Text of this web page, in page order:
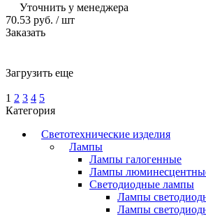
Уточнить у менеджера
70.53 руб. / шт
Заказать
Загрузить еще
1 2 3 4 5
Категория
Светотехнические изделия
Лампы
Лампы галогенные
Лампы
Светодиодные лампы
Лампы
Лампы